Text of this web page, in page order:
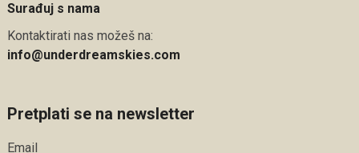
Surađuj s nama
Kontaktirati nas možeš na:
info@underdreamskies.com
Pretplati se na newsletter
Email